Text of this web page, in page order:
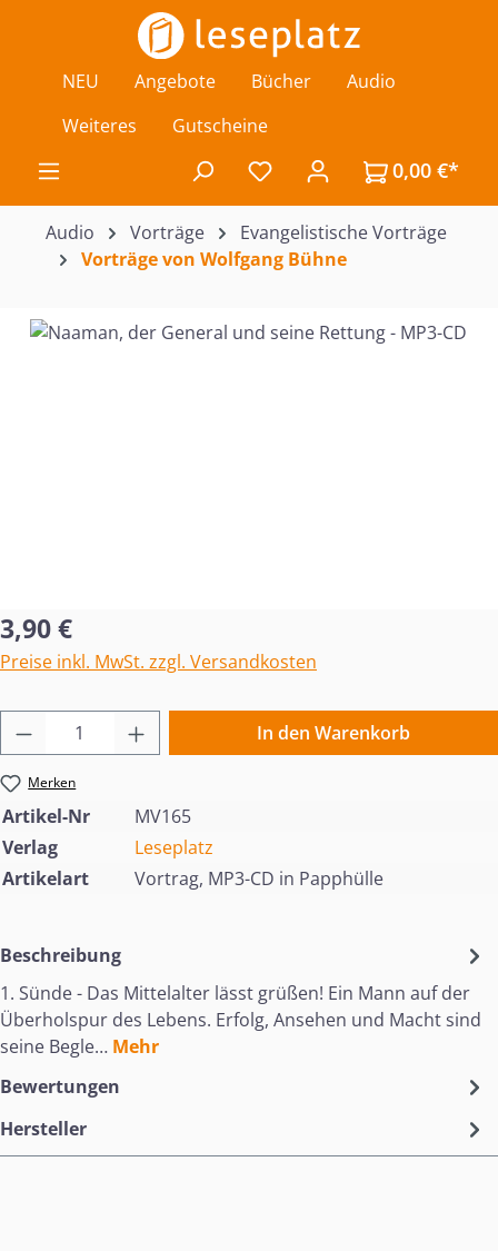
Zum Hauptinhalt springen
NEU Angebote Bücher
Audio
Weiteres
Gutscheine
Du hast 0 Produkte auf
0,00 €*
Audio Vorträge
Evangelistische Vorträge
Vorträge von Wolfgang Bühne
Bildergalerie überspringen
Regulärer Preis:
3,90 €
Preise inkl. MwSt. zzgl. Versandkosten
Produkt Anzahl: Gib den gewünschten
In den Warenkorb
Merken
Artikel-Nr
MV165
Verlag
Leseplatz
Artikelart
Vortrag, MP3-CD in Papphülle
Beschreibung
1. Sünde - Das Mittelalter lässt grüßen! Ein Mann auf der
Überholspur des Lebens. Erfolg, Ansehen und Macht sind
seine Begle… Mehr
Bewertungen
Hersteller